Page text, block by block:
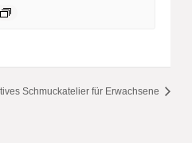
Schmuckatelier für Erwachsene